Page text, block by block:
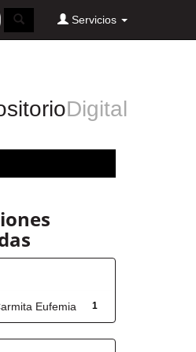
Servicios
Digital
1
Eufemia